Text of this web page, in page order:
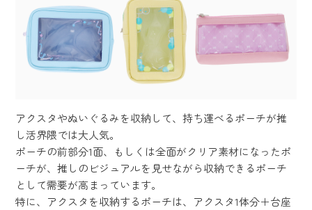
アクスタやぬいぐるみを収納して、持ち運べるポーチが推
し活界隈では大人気。
ポーチの前部分1面、もしくは全面がクリア素材になったポ
ーチが、推しのビジュアルを見せながら収納できるポーチ
として需要が高まっています。
特に、アクスタを収納するポーチは、アクスタ1体分＋台座